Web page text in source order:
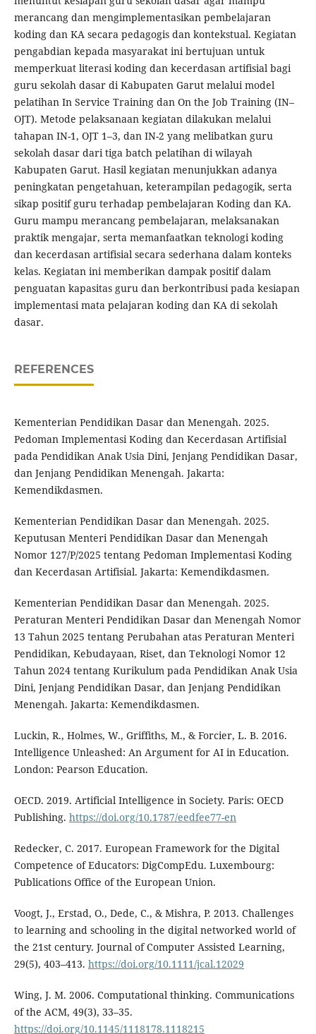
merancang dan mengimplementasikan pembelajaran
koding dan KA secara pedagogis dan kontekstual. Kegiatan
pengabdian kepada masyarakat ini bertujuan untuk
memperkuat literasi koding dan kecerdasan artifisial bagi
guru sekolah dasar di Kabupaten Garut melalui model
pelatihan In Service Training dan On the Job Training (IN–
OJT). Metode pelaksanaan kegiatan dilakukan melalui
tahapan IN-1, OJT 1–3, dan IN-2 yang melibatkan guru
sekolah dasar dari tiga batch pelatihan di wilayah
Kabupaten Garut. Hasil kegiatan menunjukkan adanya
peningkatan pengetahuan, keterampilan pedagogik, serta
sikap positif guru terhadap pembelajaran Koding dan KA.
Guru mampu merancang pembelajaran, melaksanakan
praktik mengajar, serta memanfaatkan teknologi koding
dan kecerdasan artifisial secara sederhana dalam konteks
kelas. Kegiatan ini memberikan dampak positif dalam
penguatan kapasitas guru dan berkontribusi pada kesiapan
implementasi mata pelajaran koding dan KA di sekolah
dasar.
REFERENCES
Kementerian Pendidikan Dasar dan Menengah. 2025.
Pedoman Implementasi Koding dan Kecerdasan Artifisial
pada Pendidikan Anak Usia Dini, Jenjang Pendidikan Dasar,
dan Jenjang Pendidikan Menengah. Jakarta:
Kemendikdasmen.
Kementerian Pendidikan Dasar dan Menengah. 2025.
Keputusan Menteri Pendidikan Dasar dan Menengah
Nomor 127/P/2025 tentang Pedoman Implementasi Koding
dan Kecerdasan Artifisial. Jakarta: Kemendikdasmen.
Kementerian Pendidikan Dasar dan Menengah. 2025.
Peraturan Menteri Pendidikan Dasar dan Menengah Nomor
13 Tahun 2025 tentang Perubahan atas Peraturan Menteri
Pendidikan, Kebudayaan, Riset, dan Teknologi Nomor 12
Tahun 2024 tentang Kurikulum pada Pendidikan Anak Usia
Dini, Jenjang Pendidikan Dasar, dan Jenjang Pendidikan
Menengah. Jakarta: Kemendikdasmen.
Luckin, R., Holmes, W., Griffiths, M., & Forcier, L. B. 2016.
Intelligence Unleashed: An Argument for AI in Education.
London: Pearson Education.
OECD. 2019. Artificial Intelligence in Society. Paris: OECD
Publishing. https://doi.org/10.1787/eedfee77-en
Redecker, C. 2017. European Framework for the Digital
Competence of Educators: DigCompEdu. Luxembourg:
Publications Office of the European Union.
Voogt, J., Erstad, O., Dede, C., & Mishra, P. 2013. Challenges
to learning and schooling in the digital networked world of
the 21st century. Journal of Computer Assisted Learning,
29(5), 403–413. https://doi.org/10.1111/jcal.12029
Wing, J. M. 2006. Computational thinking. Communications
of the ACM, 49(3), 33–35.
https://doi.org/10.1145/1118178.1118215